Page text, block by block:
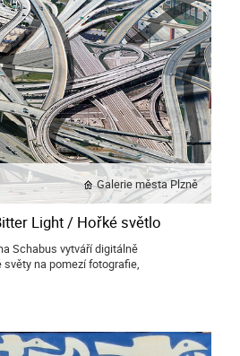
Galerie města Plzně
Light / Hořké světlo
Schabus vytváří digitálně
na pomezí fotografie,